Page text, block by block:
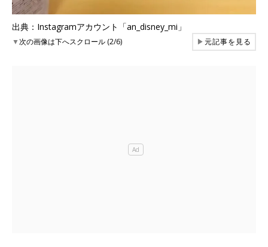
出典：Instagramアカウント「an_disney_mi」
▼次の画像は下へスクロール (2/6) ▶元記事を見る